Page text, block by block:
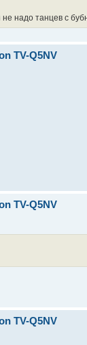
надо танцев с
TV-Q5NV
TV-Q5NV
TV-Q5NV